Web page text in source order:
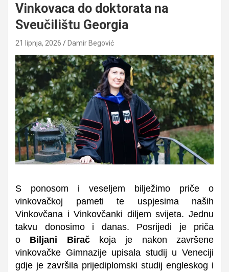
Vinkovaca do doktorata na
Sveučilištu Georgia
21 lipnja, 2026 Damir Begović
S ponosom i veseljem bilježimo priče o
vinkovačkoj pameti te uspjesima naših
Vinkovčana i Vinkovčanki diljem svijeta. Jednu
takvu donosimo i danas. Posrijedi je priča
o
Biljani Biračkoja je nakon završene
vinkovačke Gimnazije upisala studij u Veneciji
gdje je završila prijediplomski studij engleskog i